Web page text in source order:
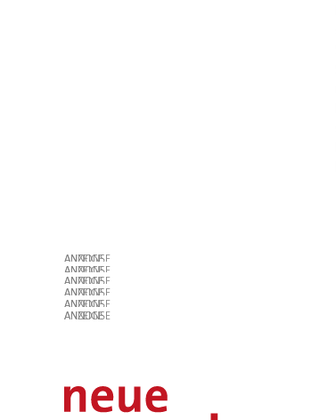
ANZEIGE
ANZEIGE
ANZEIGE
ANZEIGE
ANZEIGE
ANZEIGE